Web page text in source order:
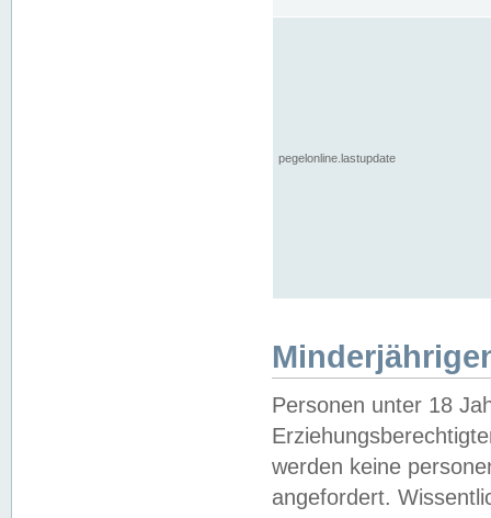
pegelonline.lastupdate
Personen unter 18
werden keine
angefordert.